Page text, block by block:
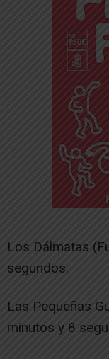
Los Dálmatas
segundos.
Las Pequeñas
minutos y 8